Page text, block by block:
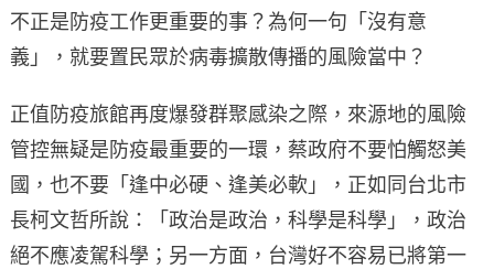
不正是防疫工作更重要的事？為何一句「沒有意
義」，就要置民眾於病毒擴散傳播的風險當中？
正值防疫旅館再度爆發群聚感染之際，來源地的風險
管控無疑是防疫最重要的一環，蔡政府不要怕觸怒美
國，也不要「逢中必硬、逢美必軟」，正如同台北市
長柯文哲所說：「政治是政治，科學是科學」，政治
絕不應凌駕科學；另一方面，台灣好不容易已將第一